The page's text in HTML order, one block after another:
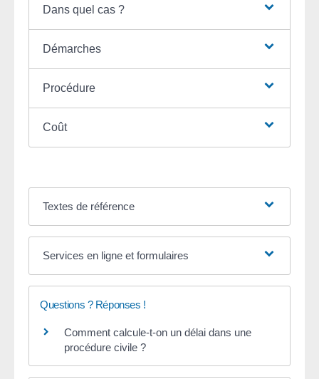
Dans quel cas ?
Démarches
Procédure
Coût
Textes de référence
Services en ligne et formulaires
Questions ? Réponses !
Comment calcule-t-on un délai dans une
procédure civile ?